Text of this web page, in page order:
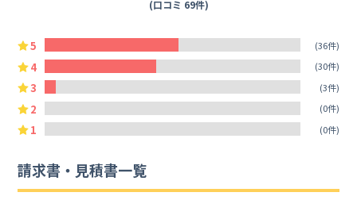
(口コミ 69件)
5 (36件)
4 (30件)
3 (3件)
2 (0件)
1 (0件)
請求書・見積書一覧